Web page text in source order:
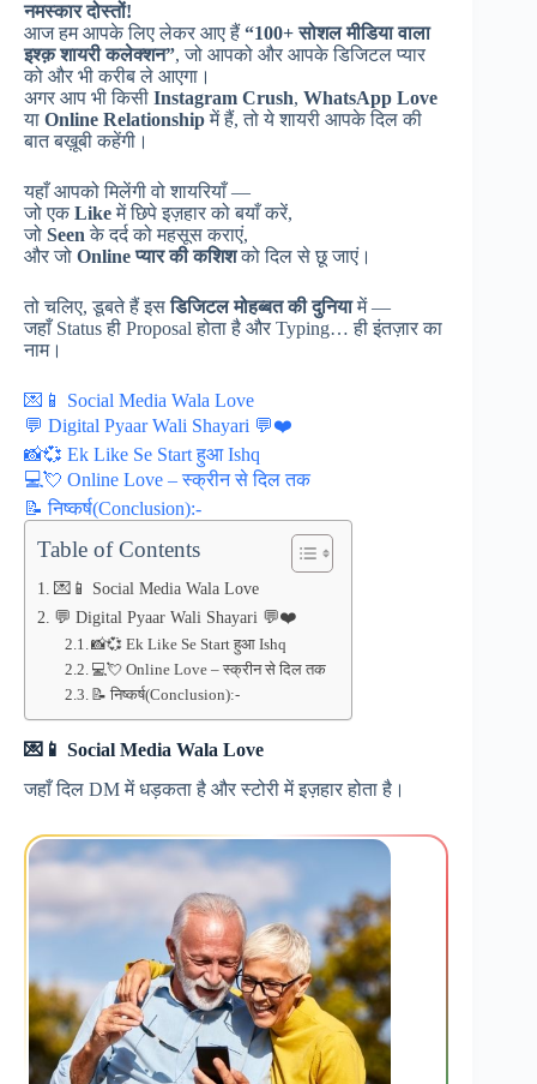
नमस्कार दोस्तों!
आज हम आपके लिए लेकर आए हैं “100+ सोशल मीडिया वाला
इश्क़ शायरी कलेक्शन”, जो आपको और आपके डिजिटल प्यार
को और भी करीब ले आएगा।
अगर आप भी किसी Instagram Crush, WhatsApp Love
या Online Relationshipमें हैं, तो ये शायरी आपके दिल की
बात बख़ूबी कहेंगी।
यहाँ आपको मिलेंगी वो शायरियाँ —
जो एक Likeमें छिपे इज़हार को बयाँ करें,
जो Seen के दर्द को महसूस कराएं,
और जो Online प्यार की कशिशको दिल से छू जाएं।
तो चलिए, डूबते हैं इसडिजिटल मोहब्बत की दुनियामें —
जहाँ Status ही Proposal होता है और Typing… ही इंतज़ार का
नाम।
💌📱 Social Media Wala Love
💬 Digital Pyaar Wali Shayari 💬❤️
📸💞 Ek Like Se Start हुआ Ishq
💻💘 Online Love – स्क्रीन से दिल तक
📝 निष्कर्ष(Conclusion):-
Table of Contents
💌📱 Social Media Wala Love
💬 Digital Pyaar Wali Shayari 💬❤️
📸💞 Ek Like Se Start हुआ Ishq
💻💘 Online Love – स्क्रीन से दिल तक
📝 निष्कर्ष(Conclusion):-
💌📱 Social Media Wala Love
जहाँ दिल DM में धड़कता है और स्टोरी में इज़हार होता है।